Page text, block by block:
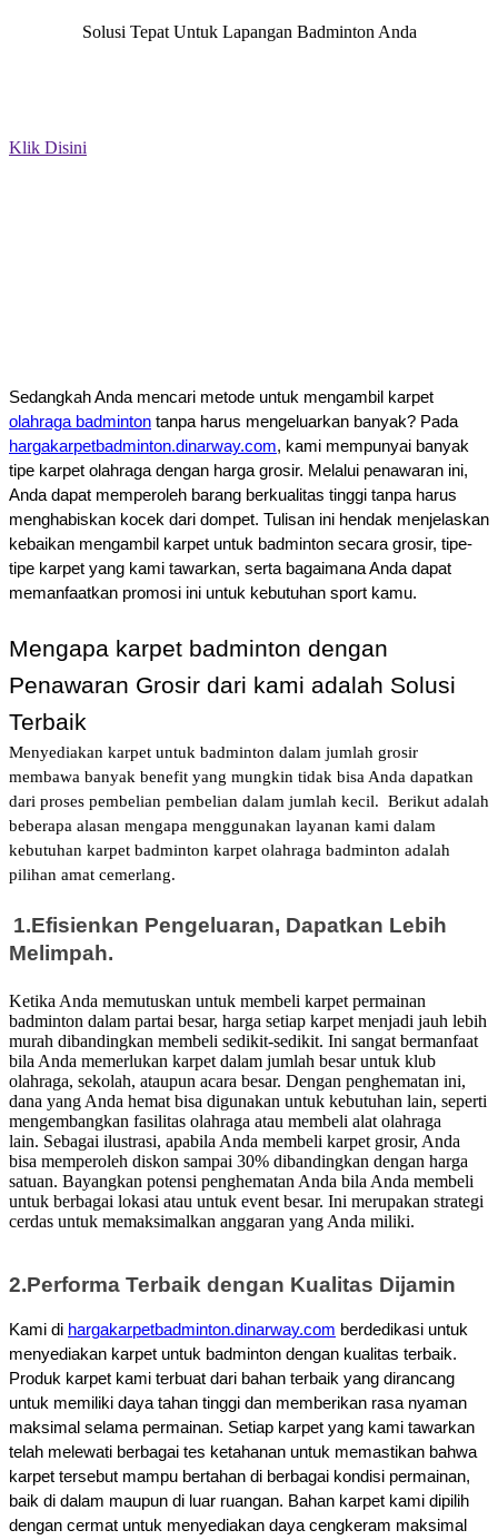
Solusi Tepat Untuk Lapangan Badminton Anda
Klik Disini
olahraga badminton
hargakarpetbadminton.dinarway.com, kami mempunyai banyak
tipe karpet olahraga dengan harga grosir. Melalui penawaran ini,
Anda dapat memperoleh barang berkualitas tinggi tanpa harus
menghabiskan kocek dari dompet. Tulisan ini hendak menjelaskan
kebaikan mengambil karpet untuk badminton secara grosir, tipe-
tipe karpet yang kami tawarkan, serta bagaimana Anda dapat
memanfaatkan promosi ini untuk kebutuhan sport kamu.
Mengapa karpet badminton dengan
Penawaran Grosir dari kami adalah Solusi
Terbaik
Menyediakan karpet untuk badminton dalam jumlah grosir
membawa banyak benefit yang mungkin tidak bisa Anda dapatkan
dari proses pembelian pembelian dalam jumlah kecil. Berikut adalah
beberapa alasan mengapa menggunakan layanan kami dalam
kebutuhan karpet badminton karpet olahraga badminton adalah
pilihan amat cemerlang.
1.Efisienkan Pengeluaran, Dapatkan Lebih
Melimpah.
Ketika Anda memutuskan untuk membeli karpet permainan
badminton dalam partai besar, harga setiap karpet menjadi jauh lebih
murah dibandingkan membeli sedikit-sedikit. Ini sangat bermanfaat
bila Anda memerlukan karpet dalam jumlah besar untuk klub
olahraga, sekolah, ataupun acara besar. Dengan penghematan ini,
dana yang Anda hemat bisa digunakan untuk kebutuhan lain, seperti
mengembangkan fasilitas olahraga atau membeli alat olahraga
lain. Sebagai ilustrasi, apabila Anda membeli karpet grosir, Anda
bisa memperoleh diskon sampai 30% dibandingkan dengan harga
satuan. Bayangkan potensi penghematan Anda bila Anda membeli
untuk berbagai lokasi atau untuk event besar. Ini merupakan strategi
cerdas untuk memaksimalkan anggaran yang Anda miliki.
2.Performa Terbaik dengan Kualitas Dijamin
Kami di hargakarpetbadminton.dinarway.com berdedikasi untuk
menyediakan karpet untuk badminton dengan kualitas terbaik.
Produk karpet kami terbuat dari bahan terbaik yang dirancang
untuk memiliki daya tahan tinggi dan memberikan rasa nyaman
maksimal selama permainan. Setiap karpet yang kami tawarkan
telah melewati berbagai tes ketahanan untuk memastikan bahwa
karpet tersebut mampu bertahan di berbagai kondisi permainan,
baik di dalam maupun di luar ruangan. Bahan karpet kami dipilih
dengan cermat untuk menyediakan daya cengkeram maksimal